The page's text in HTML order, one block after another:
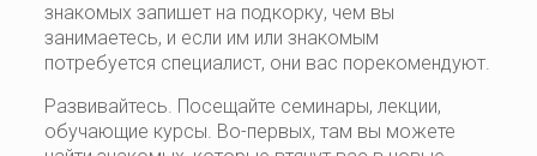
знакомых запишет на подкорку, чем вы
занимаетесь, и если им или знакомым
потребуется специалист, они вас порекомендуют.
Развивайтесь. Посещайте семинары, лекции,
обучающие курсы. Во-первых, там вы можете